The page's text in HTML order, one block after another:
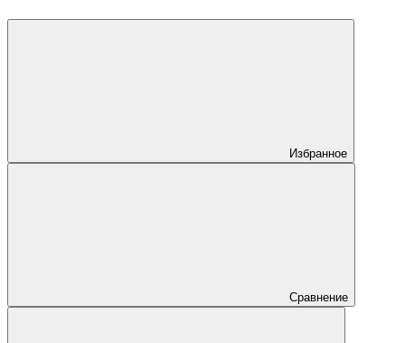
Избранное
Сравнение